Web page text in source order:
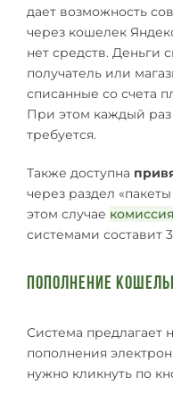
дает возможность
через кошелек
нет средств. Деньги
получатель или
списанные со счета
При этом каждый
требуется.
Также доступна
через раздел
этом случае комиссия
системами составит
Пополнение
Система предлагает
пополнения
нужно кликнуть по